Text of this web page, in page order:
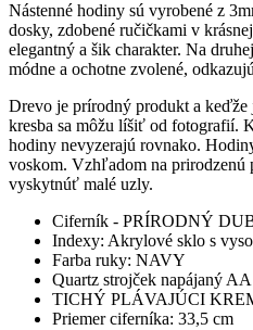
Nástenné hodiny sú vyrobené z
dosky, zdobené ručičkami v
elegantný a šik charakter. Na
módne a ochotne zvolené,
Drevo je prírodný produkt a keďže
kresba sa môžu líšiť od fotografií.
hodiny nevyzerajú rovnako.
voskom. Vzhľadom na prirodzenú
vyskytnúť malé uzly.
Ciferník - PRÍRODNÝ
Indexy: Akrylové sklo s
Farba ruky: NAVY
Quartz strojček napájaný
TICHÝ PLÁVAJÚCI
Priemer ciferníka: 33,5 cm